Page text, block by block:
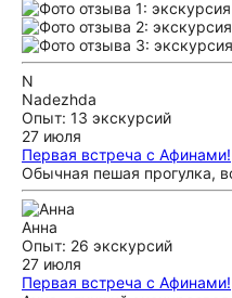
N
Nadezhda
Опыт: 13 экскурсий
27 июля
Первая встреча с Афинами!
Обычная пешая прогулка,
Анна
Опыт: 26 экскурсий
27 июля
Первая встреча с Афинами!